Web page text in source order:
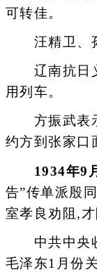
可转佳。
汪精卫、孙
辽南抗日义
用列车。
方振武表示
约方到张家口
1934年9
告”传单派殷
室孝良劝阻,才
中共中央收
毛泽东1月份